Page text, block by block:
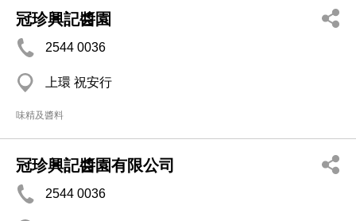
冠珍興記醬園
2544 0036
上環 祝安行
味精及醬料
冠珍興記醬園有限公司
2544 0036